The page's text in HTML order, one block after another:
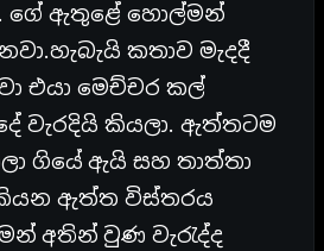
ගේ ඇතුළේ හොල්මන්
කතාව මැදදී
එයා මෙච්චර කල්
වැරදියි කියලා. ඇත්තටම
ගියේ ඇයි සහ තාත්තා
ඇත්ත විස්තරය
අතින් වුණ වැරැද්ද